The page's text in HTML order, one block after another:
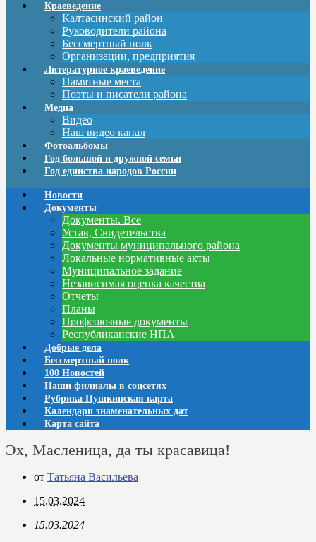
Краеведение
Калтасинский район
Руководители района
Бессмертный полк
Организации, предприятия
Литературное краеведение
Памятные места
Поэты и писатели района
Медиа
Видео
Наш видео канал
Фотоальбомы
Год большой и дружной семьи
Год единства народов России
Новости
Документы
Документы. Все
Устав, Свидетельства
Документы муниципального района
Локальные нормативные акты
Муниципальное задание
Независимая оценка качества
Отчеты
Планы
Профсоюзные документы
Республиканские НПА
Добрые дела
Бессмертный полк
100 Новостей
Наши филиалы в соцсетях
Рубрика Пушкинская карта
Календари знаменательных дат
Карта сайта
Эх, Масленица, да ты красавица!
от Татьяна Васильева
15.03.2024
15.03.2024